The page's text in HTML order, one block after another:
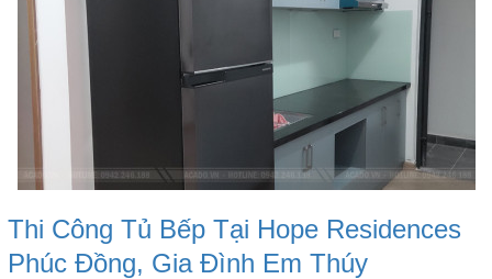
Thi Công Tủ Bếp Tại Hope Residences
Phúc Đồng, Gia Đình Em Thúy